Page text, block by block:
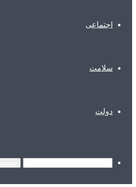
اجتماعی
سلامت
دولت